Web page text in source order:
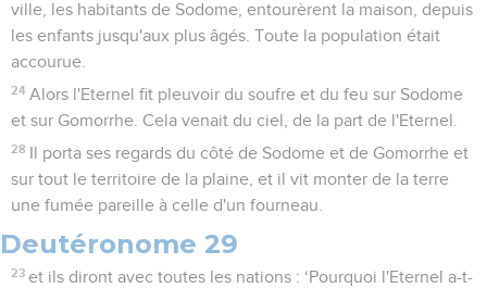
ville, les habitants de Sodome, entourèrent la maison, depuis
les enfants jusqu'aux plus âgés. Toute la population était
accourue.
24 Alors l'Eternel fit pleuvoir du soufre et du feu sur Sodome
et sur Gomorrhe. Cela venait du ciel, de la part de l'Eternel.
28
Il porta ses regards du côté de Sodome et de Gomorrhe et
sur tout le territoire de la plaine, et il vit monter de la terre
une fumée pareille à celle d'un fourneau.
Deutéronome 29
23 et ils diront avec toutes les nations : ‘Pourquoi l'Eternel a-t-